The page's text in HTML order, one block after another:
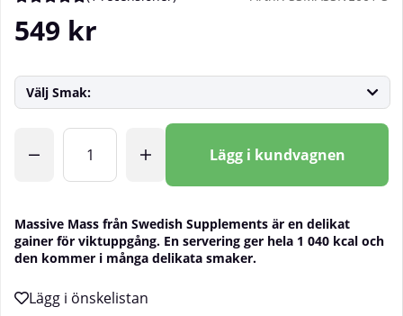
Medelbetyg 5 av 5 Antal betyg 1
549 kr
Välj Smak:
Lägg i kundvagnen
Massive Mass från Swedish Supplements är en delikat
gainer för viktuppgång. En servering ger hela 1 040 kcal och
den kommer i många delikata smaker.